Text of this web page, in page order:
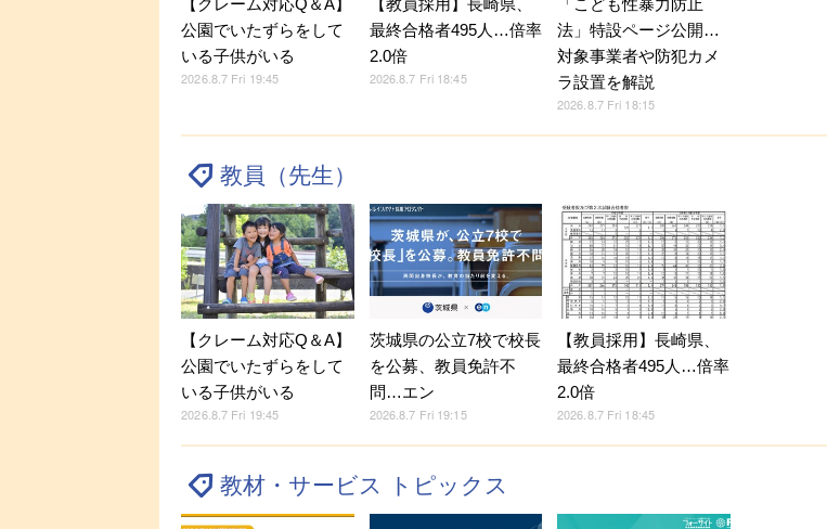
【クレーム対応Q＆A】
公園でいたずらをして
いる子供がいる
2026.8.7 Fri 19:45
【教員採用】長崎県、
最終合格者495人…倍率
2.0倍
2026.8.7 Fri 18:45
「こども性暴力防止
法」特設ページ公開…
対象事業者や防犯カメ
ラ設置を解説
2026.8.7 Fri 18:15
教員（先生）
【クレーム対応Q＆A】
公園でいたずらをして
いる子供がいる
2026.8.7 Fri 19:45
茨城県の公立7校で校長
を公募、教員免許不
問…エン
2026.8.7 Fri 19:15
【教員採用】長崎県、
最終合格者495人…倍率
2.0倍
2026.8.7 Fri 18:45
教材・サービス トピックス